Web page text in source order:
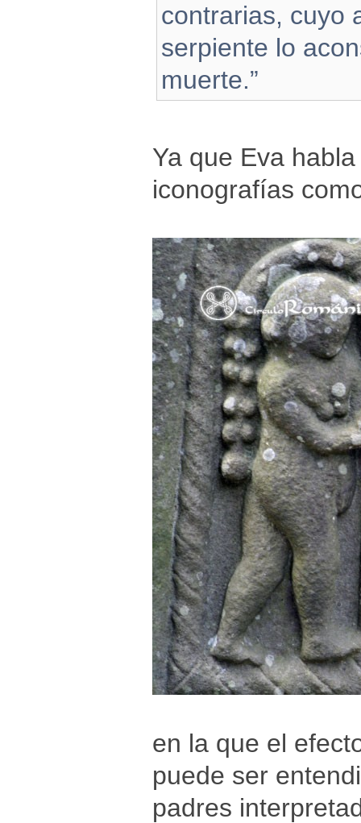
contrarias, cuyo
serpiente lo
muerte.”
Ya que Eva
iconografías
en la que el
puede ser
padres